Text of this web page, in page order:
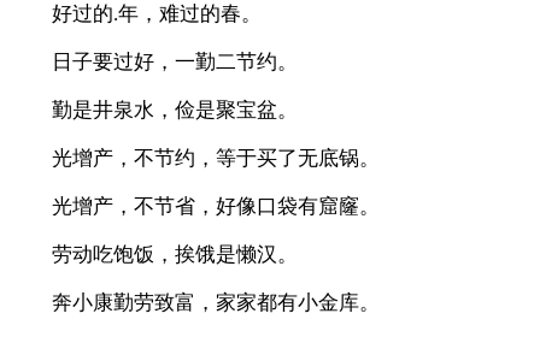
好过的.年，难过的春。
日子要过好，一勤二节约。
勤是井泉水，俭是聚宝盆。
光增产，不节约，等于买了无底锅。
光增产，不节省，好像口袋有窟窿。
劳动吃饱饭，挨饿是懒汉。
奔小康勤劳致富，家家都有小金库。